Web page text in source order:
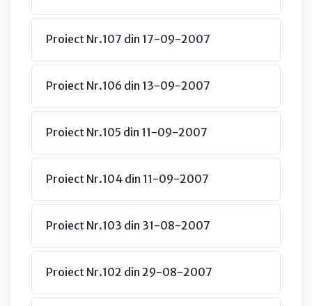
Proiect Nr.107 din 17-09-2007
Proiect Nr.106 din 13-09-2007
Proiect Nr.105 din 11-09-2007
Proiect Nr.104 din 11-09-2007
Proiect Nr.103 din 31-08-2007
Proiect Nr.102 din 29-08-2007